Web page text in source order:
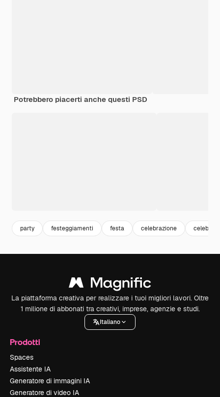
Potrebbero piacerti anche questi PSD
party festeggiamenti festa celebrazione
La piattaforma creativa per realizzare i tuoi migliori lavori. Oltre
1 milione di abbonati tra creativi, imprese, agenzie e studi.
Italiano
Prodotti
Spaces
Assistente IA
Generatore di immagini IA
Generatore di video IA